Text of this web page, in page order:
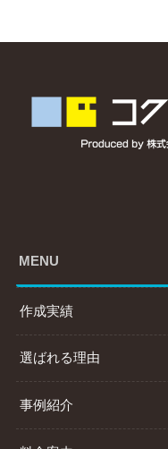
MENU
作成実績
選ばれる理由
事例紹介